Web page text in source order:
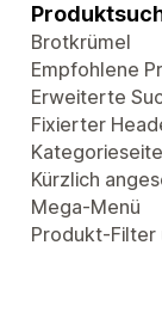
Brotkrümel
Empfohlene
Erweiterte
Fixierter
Kürzlich
Mega-Menü
Produkt-Filter